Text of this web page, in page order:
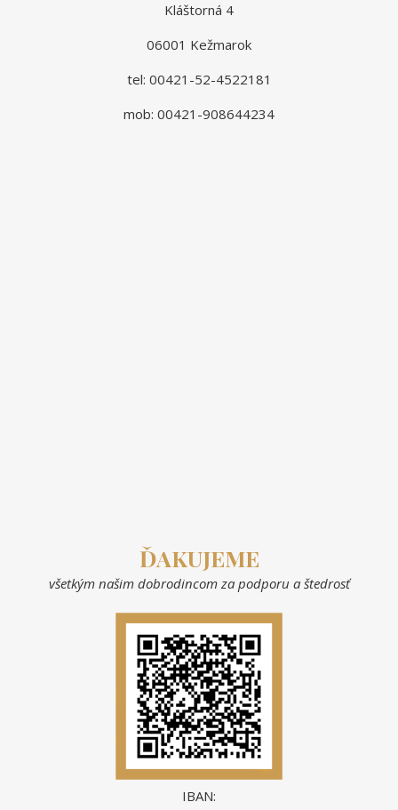
Kláštorná 4
06001 Kežmarok
tel: 00421-52-4522181
mob: 00421-908644234
ĎAKUJEME
všetkým našim dobrodincom za podporu a štedrosť
IBAN: